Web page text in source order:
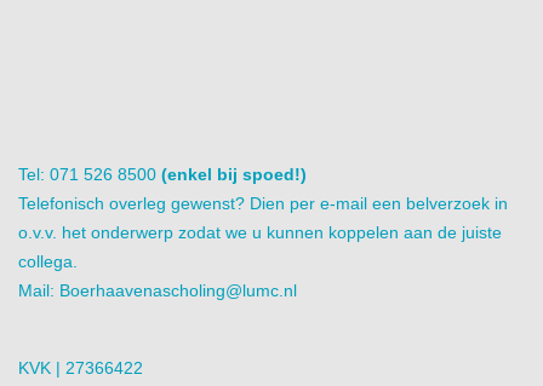
Tel: 071 526 8500 (enkel bij spoed!)
Telefonisch overleg gewenst? Dien per e-mail een belverzoek in
o.v.v. het onderwerp zodat we u kunnen koppelen aan de juiste
collega.
Mail: Boerhaavenascholing@lumc.nl
KVK | 27366422